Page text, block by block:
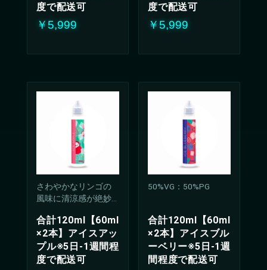
度で配送可
￥5,999
度で配送可
￥5,999
さわやかなリンゴの
風味に清涼感が絶妙
ド。
クールで爽やかな甘
酸っぱさは、どんな
シーンでも楽しんで
合計120ml【60ml
×2本】アイスアッ
プル※5日-1週間程
度で配送可
50%VG：50%PG
合計120ml【60ml
×2本】アイスブル
ーベリー※5日-1週
間程度で配送可